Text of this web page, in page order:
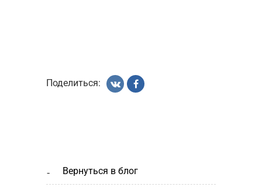
вернуться в блог
Поделиться: